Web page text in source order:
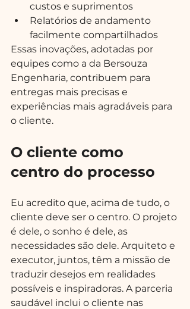
custos e suprimentos
Relatórios de andamento
facilmente compartilhados
Essas inovações, adotadas por
equipes como a da Bersouza
Engenharia, contribuem para
entregas mais precisas e
experiências mais agradáveis para
o cliente.
O cliente como
centro do processo
Eu acredito que, acima de tudo, o
cliente deve ser o centro. O projeto
é dele, o sonho é dele, as
necessidades são dele. Arquiteto e
executor, juntos, têm a missão de
traduzir desejos em realidades
possíveis e inspiradoras. A parceria
saudável inclui o cliente nas